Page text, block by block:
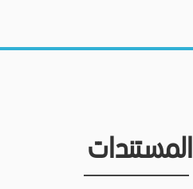
المستندات